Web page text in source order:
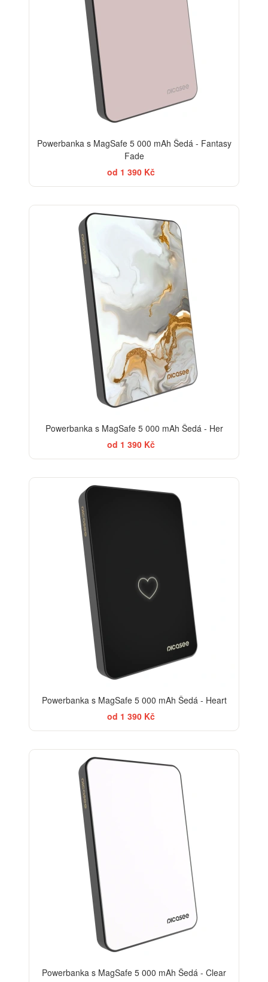
Powerbanka s MagSafe 5 000 mAh Šedá - Fantasy
Fade
od 1 390 Kč
Powerbanka s MagSafe 5 000 mAh Šedá - Her
od 1 390 Kč
Powerbanka s MagSafe 5 000 mAh Šedá - Heart
od 1 390 Kč
Powerbanka s MagSafe 5 000 mAh Šedá - Clear